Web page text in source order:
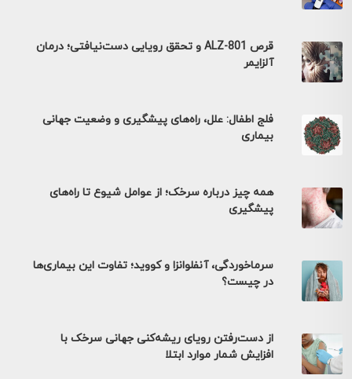
قرص ALZ-801 و تحقق رویایی دست‌نیافتی؛ درمان
آلزایمر
فلج اطفال: علل، راه‌های پیشگیری و وضعیت جهانی
بیماری
همه چیز درباره سرخک؛ از عوامل شیوع تا راه‌های
پیشگیری
سرماخوردگی، آنفلوانزا و کووید؛ تفاوت این بیماری‌ها
در چیست؟
از دست‌رفتن رویای ریشه‌کنی جهانی سرخک با
افزایش شمار موارد ابتلا